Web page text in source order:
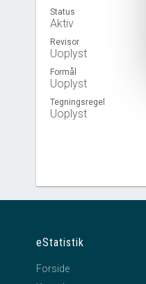
Status
Aktiv
Revisor
Uoplyst
Formål
Uoplyst
Tegningsregel
Uoplyst
eStatistik
Forside